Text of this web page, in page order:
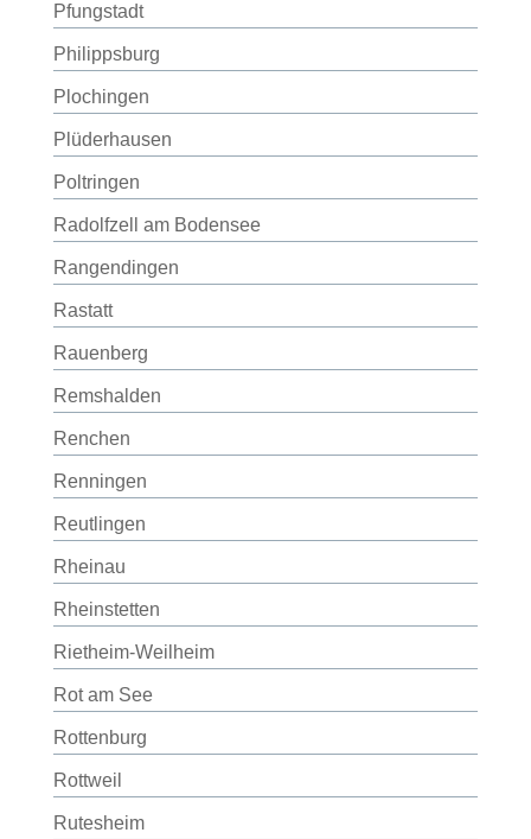
Pfungstadt
Philippsburg
Plochingen
Plüderhausen
Poltringen
Radolfzell am Bodensee
Rangendingen
Rastatt
Rauenberg
Remshalden
Renchen
Renningen
Reutlingen
Rheinau
Rheinstetten
Rietheim-Weilheim
Rot am See
Rottenburg
Rottweil
Rutesheim